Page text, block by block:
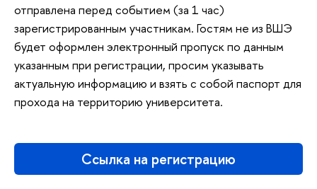
отправлена перед событием (за 1 час)
зарегистрированным участникам. Гостям не из ВШЭ
будет оформлен электронный пропуск по данным
указанным при регистрации, просим указывать
актуальную информацию и взять с собой паспорт для
прохода на территорию университета.
Ссылка на регистрацию